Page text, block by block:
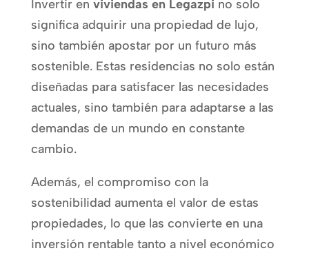
Invertir en viviendas en Legazpi no solo
significa adquirir una propiedad de lujo,
sino también apostar por un futuro más
sostenible. Estas residencias no solo están
diseñadas para satisfacer las necesidades
actuales, sino también para adaptarse a las
demandas de un mundo en constante
cambio.
Además, el compromiso con la
sostenibilidad aumenta el valor de estas
propiedades, lo que las convierte en una
inversión rentable tanto a nivel económico